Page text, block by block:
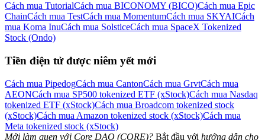
Cách mua TutorialCách mua BICONOMY (BICO)Cách mua Epic
ChainCách mua TestCách mua MomentumCách mua SKYAICách
mua Koma InuCách mua SolsticeCách mua SpaceX Tokenized
Stock (Ondo)
Tiền điện tử được niêm yết mới
Cách mua PipedogCách mua CantonCách mua GrvtCách mua
AEONCách mua SP500 tokenized ETF (xStock)Cách mua Nasdaq
tokenized ETF (xStock)Cách mua Broadcom tokenized stock
(xStock)Cách mua Amazon tokenized stock (xStock)Cách mua
Meta tokenized stock (xStock)
Mới làm quen với Core DAO (CORE)? Bắt đầu với hướng dẫn cho